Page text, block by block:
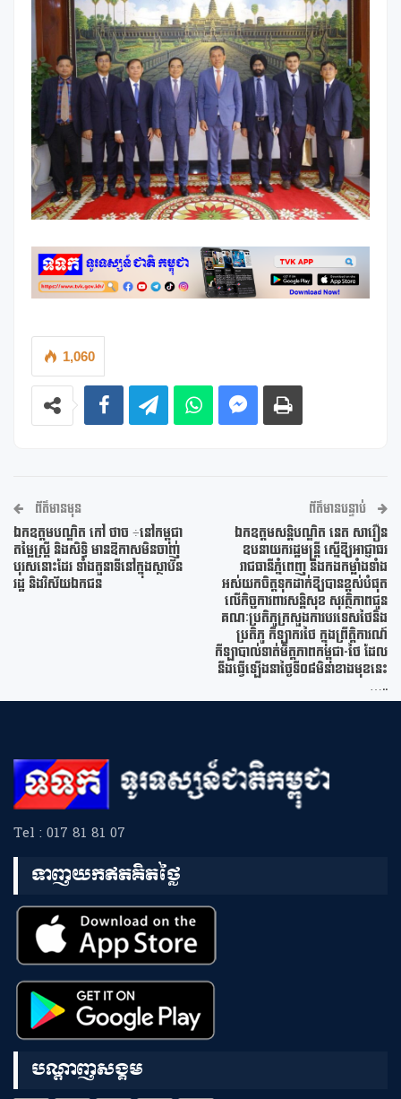
1,060
ព័ត៌មានមុន
ឯកឧត្តមបណ្ឌិត កៅ ថាច ÷នៅកម្ពុជា
តម្លៃស្រ្តី និងសិទ្ធិ មានឱកាសមិនចាញ់
បុរសនោះដែរ ទាំងតួនាទីនៅក្នុងស្ថាប័ន
រដ្ឋ និងវិស័យឯកជន
ព័ត៌មានបន្ទាប់
ឯកឧត្តមសន្តិបណ្ឌិត នេត សាវឿន
ឧបនាយករដ្ឋមន្ត្រី ស្នើឱ្យអាជ្ញាធរ
រាជធានីភ្នំពេញ និងកងកម្លាំងទាំង
អស់យកចិត្តទុកដាក់ឱ្យបានខ្ពស់បំផុត
លើកិច្ចការពារសន្តិសុខ សុវត្ថិភាពជូន
គណៈប្រតិភូក្រសួងការបរទេសថៃនិង
ប្រតិភូ កីឡាករថៃ ក្នុងព្រឹត្តិការណ៍
កីឡាបាល់ទាត់មិត្តភាពកម្ពុជា-ថៃ ដែល
នឹងធ្វើឡើងនាថ្ងៃទី០៨មិនាខាងមុខនេះ
…..
Tel : 017 81 81 07
ទាញយកឥតគិតថ្លៃ
បណ្តាញសង្គម